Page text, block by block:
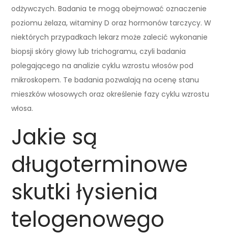
odżywczych. Badania te mogą obejmować oznaczenie
poziomu żelaza, witaminy D oraz hormonów tarczycy. W
niektórych przypadkach lekarz może zalecić wykonanie
biopsji skóry głowy lub trichogramu, czyli badania
polegającego na analizie cyklu wzrostu włosów pod
mikroskopem. Te badania pozwalają na ocenę stanu
mieszków włosowych oraz określenie fazy cyklu wzrostu
włosa.
Jakie są
długoterminowe
skutki łysienia
telogenowego